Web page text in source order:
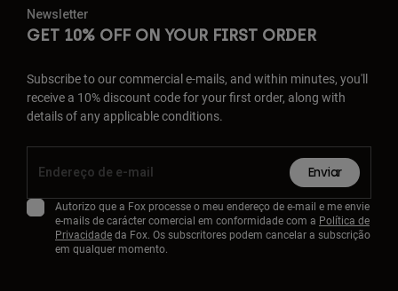
Newsletter
GET 10% OFF ON YOUR FIRST ORDER
Subscribe to our commercial e-mails, and within minutes, you'll
receive a 10% discount code for your first order, along with
details of any applicable conditions.
Enviar
Autorizo que a Fox processe o meu endereço de e-mail e me envie
e-mails de carácter comercial em conformidade com a Política de
Privacidadeda Fox. Os subscritores podem cancelar a subscrição
em qualquer momento.